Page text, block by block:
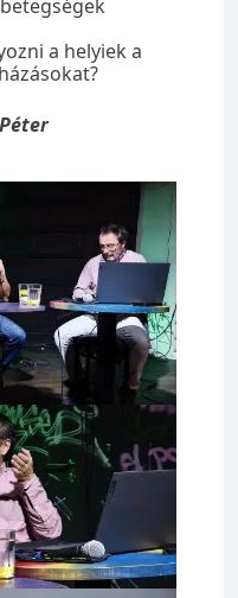
a helyiek a